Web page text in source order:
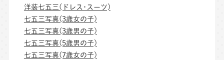
洋装七五三(ドレス･スーツ)
七五三写真(3歳女の子)
七五三写真(3歳男の子)
七五三写真(5歳男の子)
七五三写真(7歳女の子)